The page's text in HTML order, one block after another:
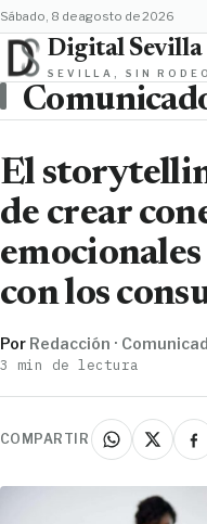
sábado, 8 de agosto de 2026
Digital Sevilla
SEVILLA, SIN
El
de crear
con los
Por Redacción ·
3 min de lectura
COMPARTIR